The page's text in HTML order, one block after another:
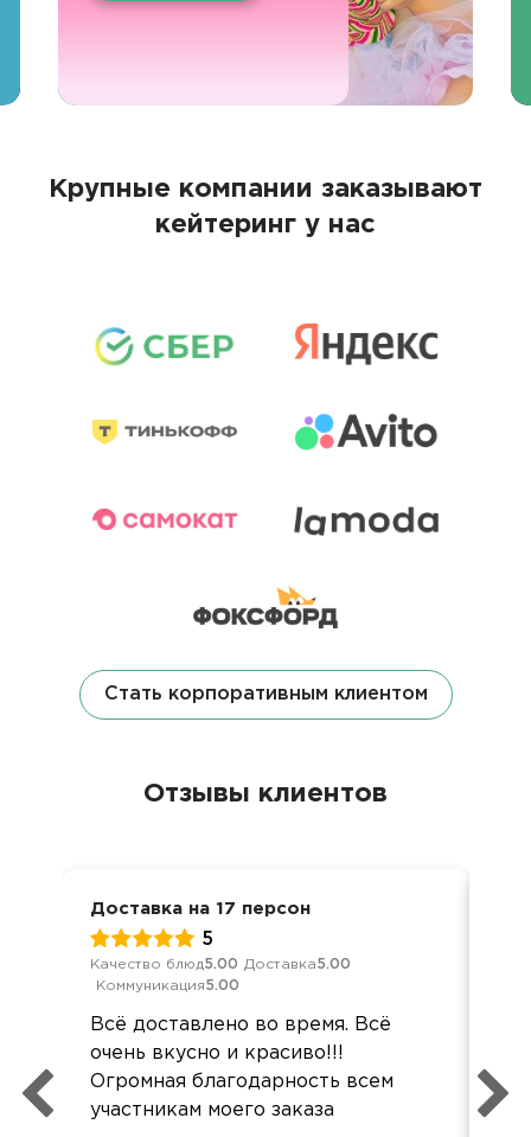
Крупные компании заказывают
кейтеринг у нас
Стать корпоративным клиентом
Отзывы клиентов
Доставка на 17 персон
5
Качество блюд5.00 Доставка5.00
Коммуникация5.00
Всё доставлено во время. Всё
очень вкусно и красиво!!!
Огромная благодарность всем
участникам моего заказа